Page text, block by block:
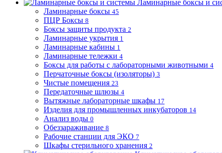
Ламинарные боксы и
Ламинарные боксы 45
ПЦР Боксы 8
Боксы защиты продукта 2
Ламинарные укрытия 1
Ламинарные кабины 1
Ламинарные тележки 4
Боксы для работы с лабораторными животными 4
Перчаточные боксы (изоляторы) 3
Чистые помещения 23
Передаточные шлюзы 4
Вытяжные лабораторные шкафы 17
Изделия для промышленных инкубаторов 14
Анализ воды 0
Обеззараживание 8
Рабочие станции для ЭКО 7
Шкафы стерильного хранения 2